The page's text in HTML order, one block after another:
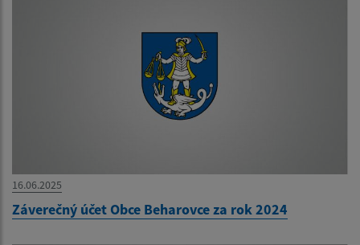
16.06.2025
Záverečný účet Obce Beharovce za rok 2024